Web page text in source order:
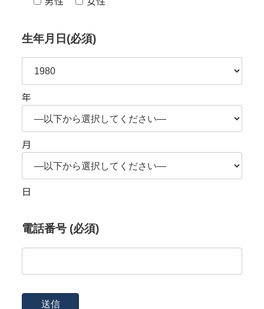
生年月日(必須)
年
月
日
電話番号 (必須)